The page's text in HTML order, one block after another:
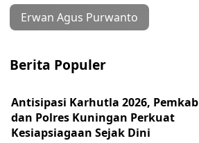
Erwan Agus Purwanto
Berita Populer
Antisipasi Karhutla 2026, Pemkab
dan Polres Kuningan Perkuat
Kesiapsiagaan Sejak Dini